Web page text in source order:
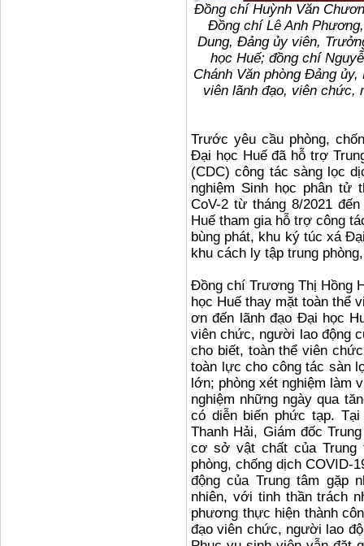
Đồng chí Huỳnh Văn
Đồng chí Lê Anh
Dung, Đảng ủy viên,
học Huế; đồng chí
Chánh Văn phòng Đảng
viên lãnh đạo, viên chức,
Trước yêu cầu phòng,
Đại học Huế đã hỗ trợ
(CDC) công tác sàng lọc
nghiệm Sinh học phân tử
CoV-2 từ tháng 8/2021
Huế tham gia hỗ trợ công
bùng phát, khu ký túc xá
khu cách ly tập trung
Đồng chí Trương Thị Hồng
học Huế thay mặt toàn thể
ơn đến lãnh đạo Đại học
viên chức, người lao động
cho biết, toàn thể viên
toàn lực cho công tác sàn
lớn; phòng xét nghiệm làm
nghiệm những ngày qua
có diễn biến phức tạp.
Thanh Hải, Giám đốc
cơ sở vật chất của Trung
phòng, chống dịch COVID-
động của Trung tâm gặp
nhiên, với tinh thần trách
phương thực hiện thành
đạo viên chức, người lao